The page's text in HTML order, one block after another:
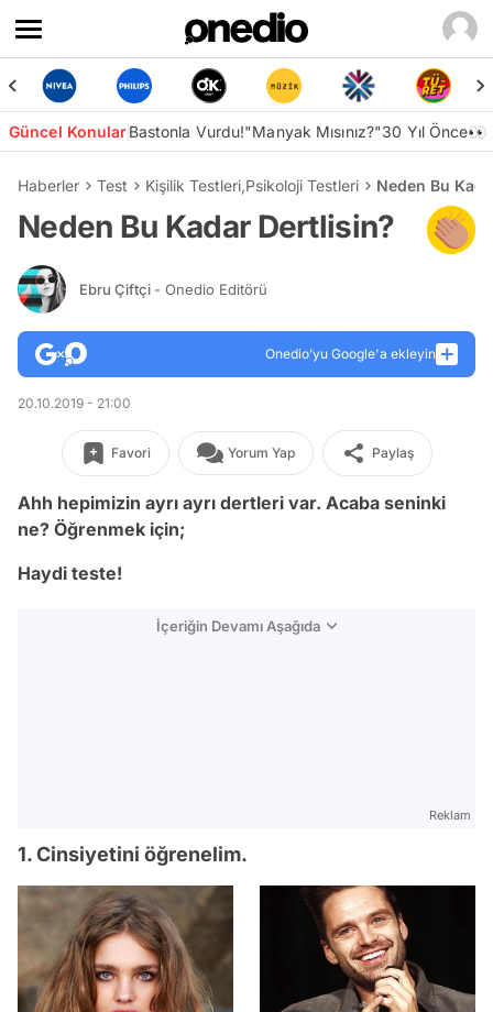
Güncel KonularBastonla Vurdu!"Manyak Mısınız?"30 Yıl Önce👀
Haberler Test Kişilik Testleri,Psikoloji Testleri Neden Bu
Neden Bu Kadar Dertlisin?
Ebru Çiftçi - Onedio Editörü
Onedio’yu Google'a ekleyin
20.10.2019 - 21:00
Favori Yorum Yap Paylaş
Ahh hepimizin ayrı ayrı dertleri var. Acaba seninki
ne? Öğrenmek için;
Haydi teste!
İçeriğin Devamı Aşağıda
Reklam
1. Cinsiyetini öğrenelim.